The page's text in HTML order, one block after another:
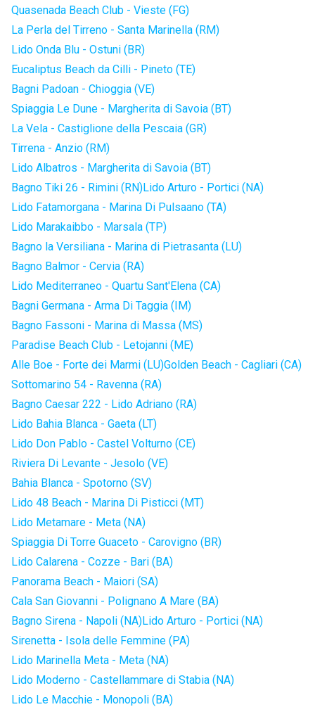
Quasenada Beach Club - Vieste (FG)
La Perla del Tirreno - Santa Marinella (RM)
Lido Onda Blu - Ostuni (BR)
Eucaliptus Beach da Cilli - Pineto (TE)
Bagni Padoan - Chioggia (VE)
Spiaggia Le Dune - Margherita di Savoia (BT)
La Vela - Castiglione della Pescaia (GR)
Tirrena - Anzio (RM)
Lido Albatros - Margherita di Savoia (BT)
Bagno Tiki 26 - Rimini (RN)Lido Arturo - Portici (NA)
Lido Fatamorgana - Marina Di Pulsaano (TA)
Lido Marakaibbo - Marsala (TP)
Bagno la Versiliana - Marina di Pietrasanta (LU)
Bagno Balmor - Cervia (RA)
Lido Mediterraneo - Quartu Sant'Elena (CA)
Bagni Germana - Arma Di Taggia (IM)
Bagno Fassoni - Marina di Massa (MS)
Paradise Beach Club - Letojanni (ME)
Alle Boe - Forte dei Marmi (LU)Golden Beach - Cagliari (CA)
Sottomarino 54 - Ravenna (RA)
Bagno Caesar 222 - Lido Adriano (RA)
Lido Bahia Blanca - Gaeta (LT)
Lido Don Pablo - Castel Volturno (CE)
Riviera Di Levante - Jesolo (VE)
Bahia Blanca - Spotorno (SV)
Lido 48 Beach - Marina Di Pisticci (MT)
Lido Metamare - Meta (NA)
Spiaggia Di Torre Guaceto - Carovigno (BR)
Lido Calarena - Cozze - Bari (BA)
Panorama Beach - Maiori (SA)
Cala San Giovanni - Polignano A Mare (BA)
Bagno Sirena - Napoli (NA)Lido Arturo - Portici (NA)
Sirenetta - Isola delle Femmine (PA)
Lido Marinella Meta - Meta (NA)
Lido Moderno - Castellammare di Stabia (NA)
Lido Le Macchie - Monopoli (BA)